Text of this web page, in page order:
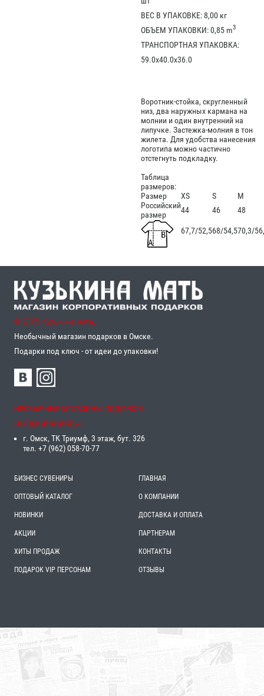
ВЕС В УПАКОВКЕ: 8,00 кг
ОБЪЕМ УПАКОВКИ: 0,85 m3
ТРАНСПОРТНАЯ УПАКОВКА:
59.0x40.0x36.0
Воротник-стойка, скругленный
низ, два наружных кармана на
молнии и один внутренний на
липучке. Застежка-молния в тон
жилета. Для удобства нанесения
логотипа можно частично
отстегнуть подкладку.
Таблица
размеров:
Размер
XS S
M
Российский
размер
44 46 48
67,7/52,568/54,570,3/
© 2015, Кузькина мать,
Необычный магазин подарков в Омске.
Подарки под ключ - от идеи до упаковки!
НЕОБЫЧНЫЕ МАГАЗИНЫ ПОДАРКОВ
«‎КУЗЬКИНА МАТЬ»‎:
г. Омск, ТК Триумф, 3 этаж, бут. 326
тел. +7 (962) 058-70-77
БИЗНЕС СУВЕНИРЫ
ОПТОВЫЙ КАТАЛОГ
НОВИНКИ
АКЦИИ
ХИТЫ ПРОДАЖ
ПОДАРОК VIP ПЕРСОНАМ
ГЛАВНАЯ
О КОМПАНИИ
ДОСТАВКА И ОПЛАТА
ПАРТНЕРАМ
КОНТАКТЫ
ОТЗЫВЫ